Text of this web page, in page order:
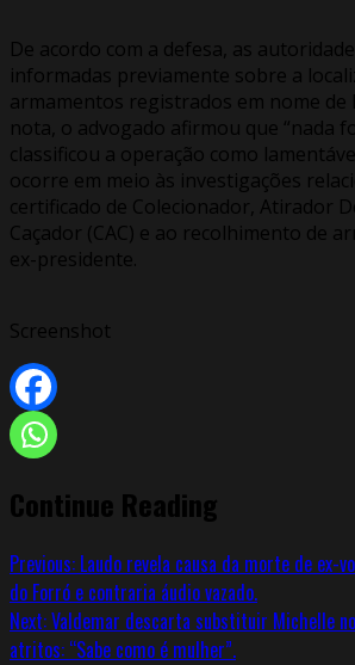
De acordo com a defesa, as
informadas previamente sobre a
armamentos registrados em nome de
nota, o advogado afirmou que “nada
classificou a operação como
ocorre em meio às investigações
certificado de Colecionador, Atirador
Caçador (CAC) e ao recolhimento de
ex-presidente.
Screenshot
Continue Reading
Previous: Laudo revela causa da morte de ex-
do Forró e contraria áudio vazado.
Next:Valdemar descarta substituir Michelle
atritos: “Sabe como é mulher”.